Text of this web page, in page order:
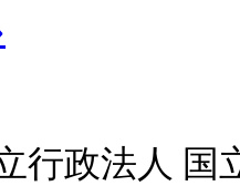
行政法人 国